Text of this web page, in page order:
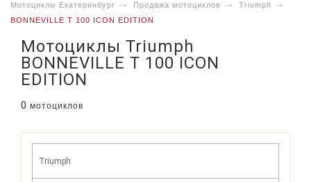
Мотоциклы Екатеринбург Продажа мотоциклов
Triumph
BONNEVILLE T 100 ICON EDITION
Мотоциклы Triumph
BONNEVILLE T 100 ICON
EDITION
0 мотоциклов